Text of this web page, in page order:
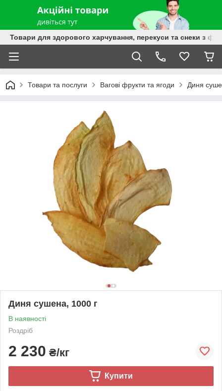
Товари для здорового харчування, перекуси та снеки з
Товари та послуги Вагові фрукти та ягоди Диня
Диня сушена, 1000 г
В наявності
Роздріб
2 230 ₴/кг
Купити